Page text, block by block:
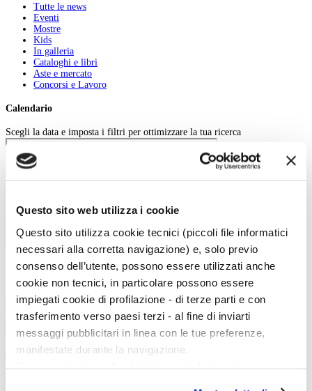
Questo sito web utilizza i cookie
Questo sito utilizza cookie tecnici (piccoli file informatici
necessari alla corretta navigazione) e, solo previo
consenso dell’utente, possono essere utilizzati anche
cookie non tecnici, in particolare possono essere
impiegati cookie di profilazione - di terze parti e con
trasferimento verso paesi terzi - al fine di inviarti
messaggi pubblicitari in linea con le tue preferenze,
manifestate durante la navigazione.
Tutte le news
Eventi
Mostre
Kids
In galleria
Cataloghi e libri
Aste e mercato
Concorsi e Lavoro
Calendario
Scegli la data e imposta i filtri per ottimizzare la tua ricerca
Inizio evento:
Fine evento:
Parole chiave:
Categoria:
Ordinamento: